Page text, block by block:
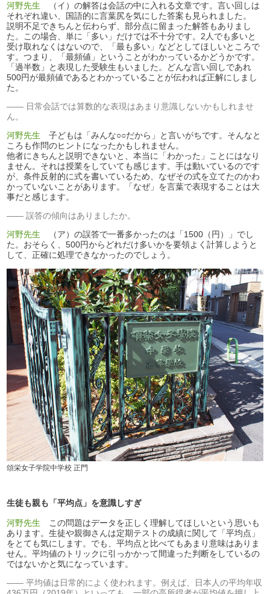
河野先生 （イ）の解答は会話の中に入れる文章です。言い回しは
それぞれ違い、国語的に言葉尻を気にした答案も見られました。
説明不足できちんと伝わらず、部分点に留まった解答もありまし
た。この場合、単に「多い」だけでは不十分です。2人でも多いと
受け取れなくはないので、「最も多い」などとしてほしいところで
す。つまり、「最頻値」ということがわかっているかどうかです。
「過半数」と表現した受験生もいました。どんな言い回しであれ
500円が最頻値であるとわかっていることが伝われば正解にしまし
た。
日常会話では算数的な表現はあまり意識しないかもしれませ
ん。
河野先生 子どもは「みんな○○だから」と言いがちです。そんなと
ころも作問のヒントになったかもしれません。
他者にきちんと説明できないと、本当に「わかった」ことにはなり
ません。それは授業をしていても感じます。手は動いているのです
が、条件反射的に式を書いているため、なぜその式を立てたのかわ
かっていないことがあります。「なぜ」を言葉で表現することは大
事だと感じます。
誤答の傾向はありましたか。
河野先生 （ア）の誤答で一番多かったのは「1500（円）」でし
た。おそらく、500円からどれだけ多いかを要領よく計算しようと
して、正確に処理できなかったのでしょう。
頌栄女子学院中学校 正門
生徒も親も「平均点」を意識しすぎ
河野先生 この問題はデータを正しく理解してほしいという思いも
あります。生徒や親御さんは定期テストの成績に関して「平均点」
をとても気にします。でも、平均点と比べてもあまり意味はありま
せん。平均値のトリックに引っかかって間違った判断をしているの
ではないかと気になっています。
平均値は日常的によく使われます。例えば、日本人の平均年収